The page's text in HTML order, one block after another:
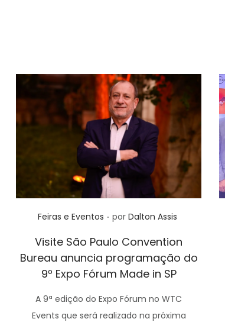
Posted in
Feiras e Eventos . por Dalton Assis
Visite São Paulo Convention
Bureau anuncia programação do
9º Expo Fórum Made in SP
A 9ª edição do Expo Fórum no WTC
Events que será realizado na próxima